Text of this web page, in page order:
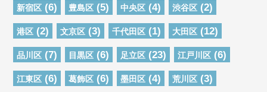
新宿区 (6) 豊島区 (5) 中央区 (4) 渋谷区 (2)
港区 (2) 文京区 (3) 千代田区 (1) 大田区 (12)
品川区 (7) 目黒区 (6) 足立区 (23) 江戸川区 (6)
江東区 (6) 葛飾区 (6) 墨田区 (4) 荒川区 (3)